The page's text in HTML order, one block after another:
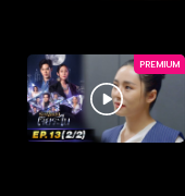
PREMIUM